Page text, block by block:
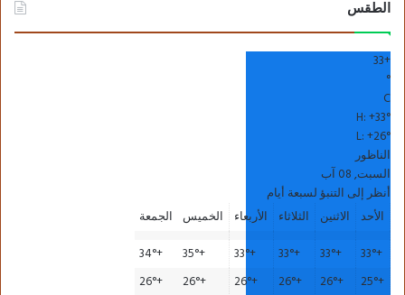
الطقس
+
33
°
C
H:+33°
L:+26°
الناظور
السبت, 08 آب
أنظر إلى التنبؤ لسبعة أيام
الأحد
الاثنين الثلاثاء الأربعاء الخميس الجمعة
+
33°
+
33°
+
33°
+
33°
+
35°
+
34°
+
25°
+
26°
+
26°
+
26°
+
26°
+
26°